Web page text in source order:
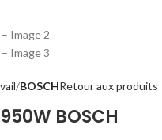
BOSCHRetour aux produits
BOSCH